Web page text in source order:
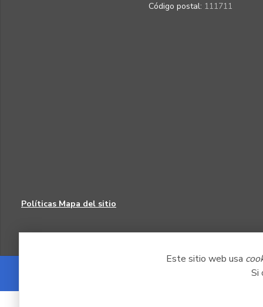
Este sitio web usa
Si
Código postal: 111711
Políticas Mapa del sitio